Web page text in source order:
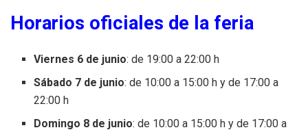
Horarios oficiales de la feria
Viernes 6 de junio: de 19:00 a 22:00 h
Sábado 7 de junio: de 10:00 a 15:00 h y de 17:00 a
22:00 h
Domingo 8 de junio: de 10:00 a 15:00 h y de 17:00 a